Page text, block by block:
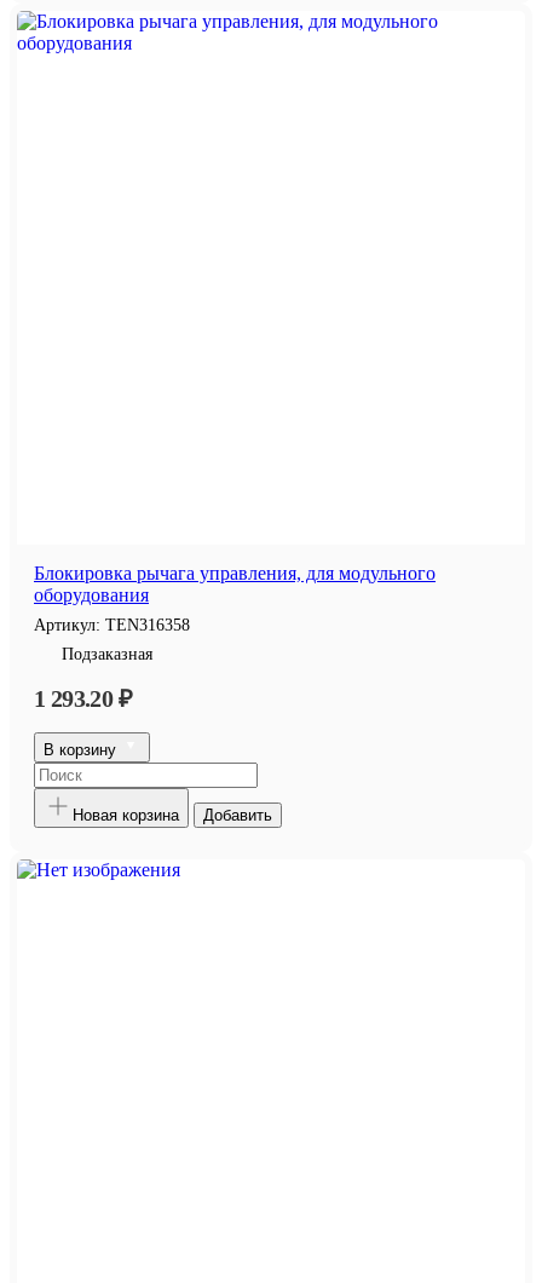
Блокировка рычага управления, для модульного
оборудования
Артикул: TEN316358
Подзаказная
1 293.20 ₽
В корзину
Новая корзина Добавить